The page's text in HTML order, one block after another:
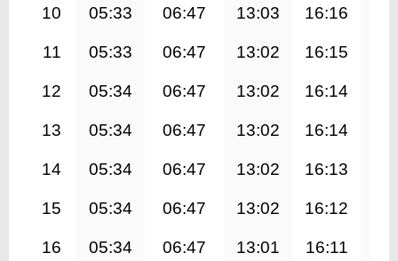
10 05:33 06:47 13:03 16:16
11 05:33 06:47 13:02 16:15
12 05:34 06:47 13:02 16:14
13 05:34 06:47 13:02 16:14
14 05:34 06:47 13:02 16:13
15 05:34 06:47 13:02 16:12
16 05:34 06:47 13:01 16:11